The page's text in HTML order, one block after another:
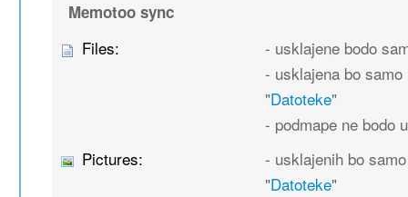
Memotoo sync
Files:
- usklajene bodo
- usklajena bo
"Datoteke"
- podmape ne bodo
Pictures:
- usklajenih bo
"Datoteke"